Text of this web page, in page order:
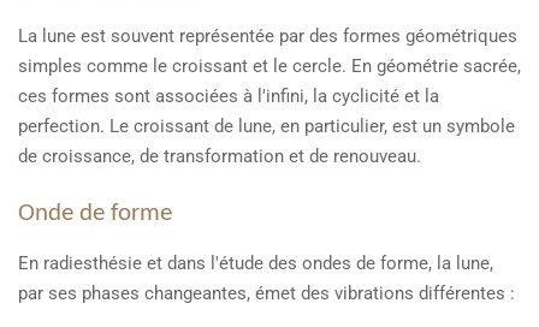
La lune est souvent représentée par des formes géométriques
simples comme le croissant et le cercle. En géométrie sacrée,
ces formes sont associées à l'infini, la cyclicité et la
perfection. Le croissant de lune, en particulier, est un symbole
de croissance, de transformation et de renouveau.
Onde de forme
En radiesthésie et dans l'étude des ondes de forme, la lune,
par ses phases changeantes, émet des vibrations différentes :